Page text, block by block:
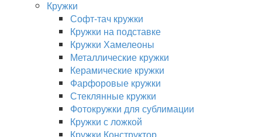
Кружки
Софт-тач кружки
Кружки на подставке
Кружки Хамелеоны
Металлические кружки
Керамические кружки
Фарфоровые кружки
Стеклянные кружки
Фотокружки для сублимации
Кружки с ложкой